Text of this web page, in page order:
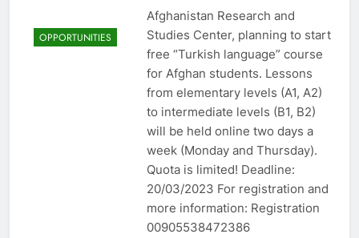
OPPORTUNITIES
Afghanistan Research and
Studies Center, planning to start
free “Turkish language” course
for Afghan students. Lessons
from elementary levels (A1, A2)
to intermediate levels (B1, B2)
will be held online two days a
week (Monday and Thursday).
Quota is limited! Deadline:
20/03/2023 For registration and
more information: Registration
00905538472386